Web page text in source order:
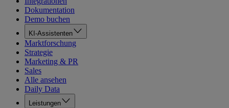
Dokumentation
Demo buchen
KI-Assistenten
Marktforschung
Strategie
Marketing & PR
Sales
Alle ansehen
Daily Data
Leistungen